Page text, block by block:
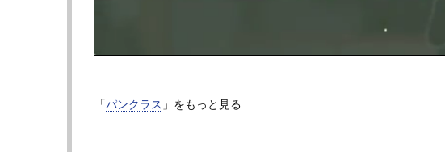
≪ 前のページへ 次の
「パンクラス 」をもっと見る